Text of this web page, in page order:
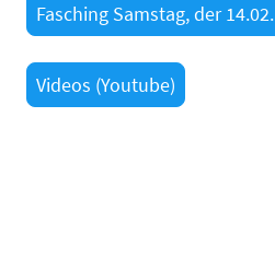
Fasching Samstag, der 14.02.
Videos (Youtube)